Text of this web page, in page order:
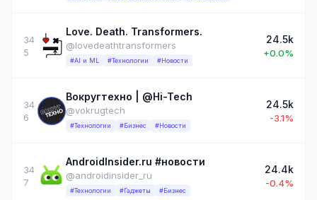
34
5
Love. Death. Transformers.
@lovedeathtransformers
#AI и ML #Технологии #Новости
24.5k
+0.0%
34
6
Вокругтехно | @Hi-Tech
@vokrugtech
#Технологии #Бизнес #Новости
24.5k
-3.1%
34
7
AndroidInsider.ru #новости
@androidinsider_ru
#Технологии #Гаджеты #Бизнес
24.4k
-0.4%